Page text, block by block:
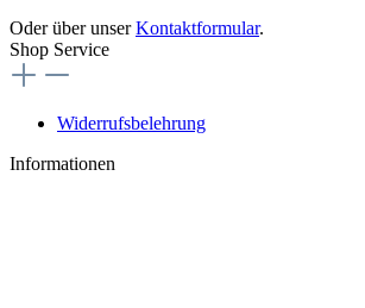
Oder über unserKontaktformular.
Shop Service
Widerrufsbelehrung
Informationen